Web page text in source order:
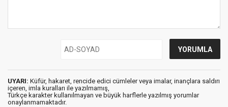
UYARI: Küfür, hakaret, rencide edici cümleler veya imalar, inançlara saldırı
içeren, imla kuralları ile yazılmamış,
Türkçe karakter kullanılmayan ve büyük harflerle yazılmış yorumlar
onaylanmamaktadır.